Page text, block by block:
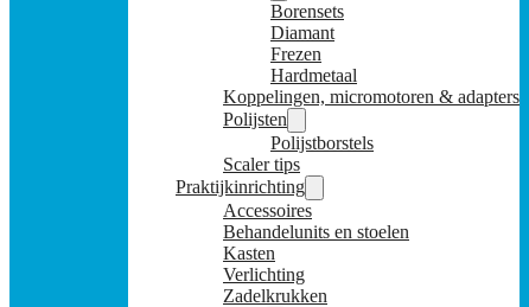
Borensets
Diamant
Frezen
Hardmetaal
Koppelingen, micromotoren & adapters
Polijsten
Polijstborstels
Scaler tips
Praktijkinrichting
Accessoires
Behandelunits en stoelen
Kasten
Verlichting
Zadelkrukken